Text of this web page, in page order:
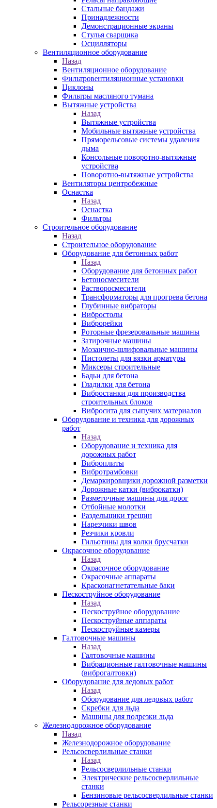
Стальные бандажи
Принадлежности
Демонстрационные экраны
Стулья сварщика
Осцилляторы
Вентиляционное оборудование
Назад
Вентиляционное оборудование
Фильтровентиляционные установки
Циклоны
Фильтры масляного тумана
Вытяжные устройства
Назад
Вытяжные устройства
Мобильные вытяжные устройства
Пряморельсовые системы удаления
дыма
Консольные поворотно-вытяжные
устройства
Поворотно-вытяжные устройства
Вентиляторы центробежные
Оснастка
Назад
Оснастка
Фильтры
Строительное оборудование
Назад
Строительное оборудование
Оборудование для бетонных работ
Назад
Оборудование для бетонных работ
Бетоносмесители
Растворосмесители
Трансформаторы для прогрева бетона
Глубинные вибраторы
Вибростолы
Виброрейки
Роторные фрезеровальные машины
Затирочные машины
Мозаично-шлифовальные машины
Пистолеты для вязки арматуры
Миксеры строительные
Бадьи для бетона
Гладилки для бетона
Вибростанки для производства
строительных блоков
Вибросита для сыпучих материалов
Оборудование и техника для дорожных
работ
Назад
Оборудование и техника для
дорожных работ
Виброплиты
Вибротрамбовки
Демаркировщики дорожной разметки
Дорожные катки (виброкатки)
Разметочные машины для дорог
Отбойные молотки
Раздельщики трещин
Нарезчики швов
Резчики кровли
Гильотины для колки брусчатки
Окрасочное оборудование
Назад
Окрасочное оборудование
Окрасочные аппараты
Красконагнетательные баки
Пескоструйное оборудование
Назад
Пескоструйное оборудование
Пескоструйные аппараты
Пескоструйные камеры
Галтовочные машины
Назад
Галтовочные машины
Вибрационные галтовочные машины
(виброгалтовки)
Оборудование для ледовых работ
Назад
Оборудование для ледовых работ
Скребки для льда
Машины для подрезки льда
Железнодорожное оборудование
Назад
Железнодорожное оборудование
Рельсосверлильные станки
Назад
Рельсосверлильные станки
Электрические рельсосверлильные
станки
Бензиновые рельсосверлильные станки
Рельсорезные станки